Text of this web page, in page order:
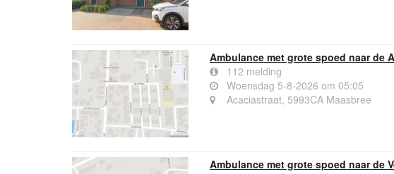
Ambulance met grote spoed naar de
112 melding
Woensdag 5-8-2026 om 05:05
Acaciastraat, 5993CA Maasbree
Ambulance met grote spoed naar de